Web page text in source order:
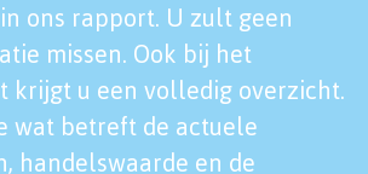
ons rapport. U zult geen
missen. Ook bij het
krijgt u een volledig overzicht.
wat betreft de actuele
handelswaarde en de